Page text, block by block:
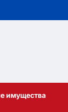
имущества